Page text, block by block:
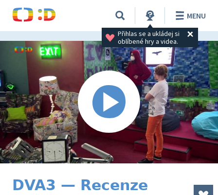
Přihlas se a ukládej si
oblíbené hry a videa.
MENU
DVA3 — Recenze